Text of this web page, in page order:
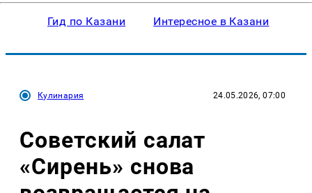
Гид по Казани Интересное в Казани
Кулинария 24.05.2026, 07:00
Советский салат
«Сирень» снова